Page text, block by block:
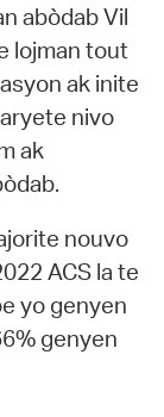
abòdab Vil
lojman tout
ak inite
nivo
ak
nouvo
ACS la te
yo genyen
genyen